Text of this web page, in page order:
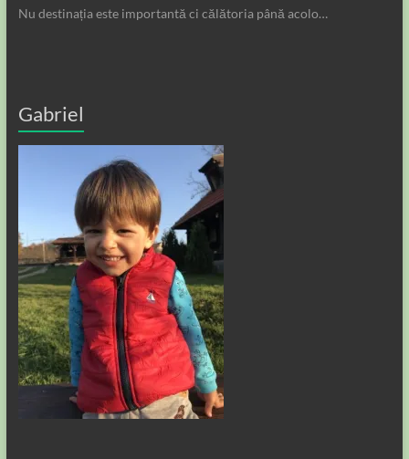
Nu destinația este importantă ci călătoria până acolo…
Gabriel